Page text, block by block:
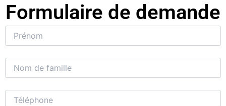
Formulaire de demande